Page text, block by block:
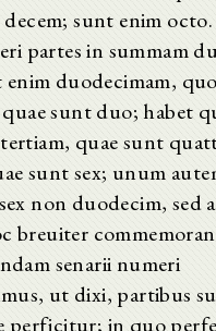
sunt enim octo.
partes in summam
duodecimam,
sunt duo; habet
quae sunt
sunt sex; unum
non duodecim, sed
breuiter
senarii numeri
ut dixi, partibus
perficitur; in quo